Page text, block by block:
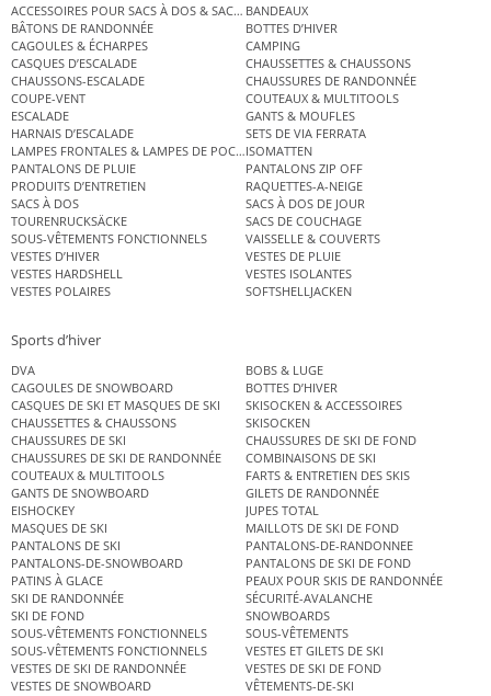
ACCESSOIRES POUR SACS À DOS & SACS ÉTANCHES
BANDEAUX
BÂTONS DE RANDONNÉE
BOTTES D’HIVER
CAGOULES & ÉCHARPES
CAMPING
CASQUES D’ESCALADE
CHAUSSETTES & CHAUSSONS
CHAUSSONS-ESCALADE
CHAUSSURES DE RANDONNÉE
COUPE-VENT
COUTEAUX & MULTITOOLS
ESCALADE
GANTS & MOUFLES
HARNAIS D’ESCALADE
SETS DE VIA FERRATA
LAMPES FRONTALES & LAMPES DE POCHEISOMATTEN
PANTALONS DE PLUIE
PANTALONS ZIP OFF
PRODUITS D’ENTRETIEN
RAQUETTES-A-NEIGE
SACS À DOS
SACS À DOS DE JOUR
TOURENRUCKSÄCKE
SACS DE COUCHAGE
SOUS-VÊTEMENTS FONCTIONNELS
VAISSELLE & COUVERTS
VESTES D’HIVER
VESTES DE PLUIE
VESTES HARDSHELL
VESTES ISOLANTES
VESTES POLAIRES
SOFTSHELLJACKEN
Sports d’hiver
DVA
BOBS & LUGE
CAGOULES DE SNOWBOARD
BOTTES D’HIVER
CASQUES DE SKI ET MASQUES DE SKI
SKISOCKEN & ACCESSOIRES
CHAUSSETTES & CHAUSSONS
SKISOCKEN
CHAUSSURES DE SKI
CHAUSSURES DE SKI DE FOND
CHAUSSURES DE SKI DE RANDONNÉE
COMBINAISONS DE SKI
COUTEAUX & MULTITOOLS
FARTS & ENTRETIEN DES SKIS
GANTS DE SNOWBOARD
GILETS DE RANDONNÉE
EISHOCKEY
JUPES TOTAL
MASQUES DE SKI
MAILLOTS DE SKI DE FOND
PANTALONS DE SKI
PANTALONS-DE-RANDONNEE
PANTALONS-DE-SNOWBOARD
PANTALONS DE SKI DE FOND
PATINS À GLACE
PEAUX POUR SKIS DE RANDONNÉE
SKI DE RANDONNÉE
SÉCURITÉ-AVALANCHE
SKI DE FOND
SNOWBOARDS
SOUS-VÊTEMENTS FONCTIONNELS
SOUS-VÊTEMENTS
SOUS-VÊTEMENTS FONCTIONNELS
VESTES ET GILETS DE SKI
VESTES DE SKI DE RANDONNÉE
VESTES DE SKI DE FOND
VESTES DE SNOWBOARD
VÊTEMENTS-DE-SKI